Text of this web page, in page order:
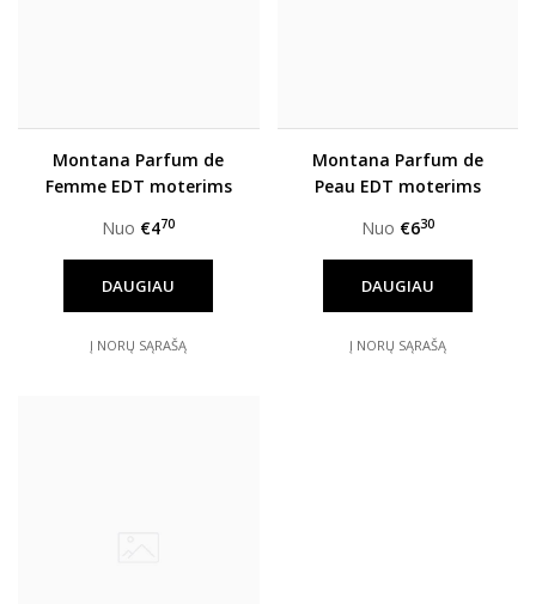
Montana Parfum de
Femme EDT moterims
Nuo €470
DAUGIAU
Į NORŲ SĄRAŠĄ
Montana Parfum de
Peau EDT moterims
Nuo €630
DAUGIAU
Į NORŲ SĄRAŠĄ